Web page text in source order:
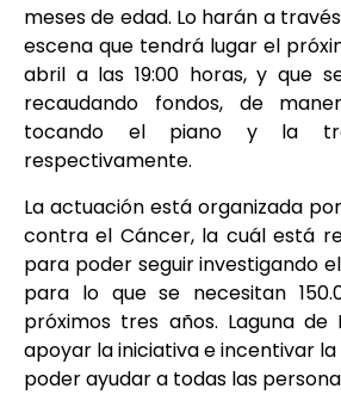
meses de edad. Lo harán a
escena que tendrá lugar el
abril a las 19:00 horas, y que
recaudando fondos, de
tocando el piano y la
respectivamente.
La actuación está organizada
contra el Cáncer, la cuál está
para poder seguir investigando
para lo que se necesitan
próximos tres años. Laguna de
apoyar la iniciativa e incentivar
poder ayudar a todas las